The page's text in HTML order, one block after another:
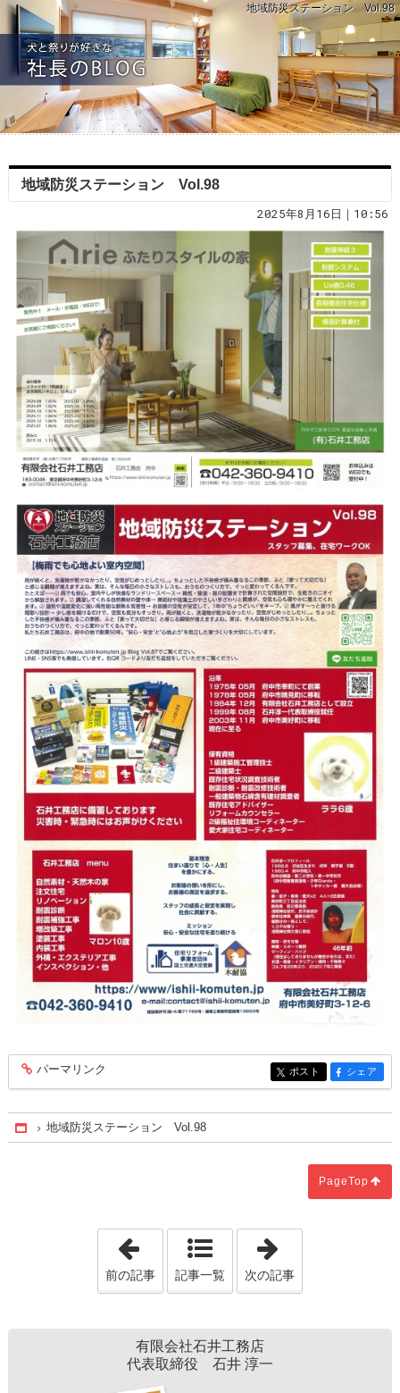
地域防災ステーション Vol.98
地域防災ステーション Vol.98
2025年8月16日｜10:56
entry379
パーマリンク entry379
ポスト entry379
シェア
Home
地域防災ステーション Vol.98
PageTop
「BRAND NEW MAGAZINE Vol.17B」
前の記事 記事一覧 次の記事
有限会社石井工務店
代表取締役 石井 淳一